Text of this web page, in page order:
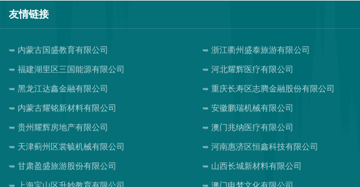
友情链接
内蒙古国盛教育有限公司 浙江衢州盛泰旅游有限公司
福建湖里区三国能源有限公司 河北耀辉医疗有限公司
黑龙江达鑫金融有限公司 重庆长寿区志腾金融股份有限公司
内蒙古耀铭新材料有限公司 安徽鹏瑞机械有限公司
贵州耀辉房地产有限公司 澳门兆纳医疗有限公司
天津蓟州区裳毓机械有限公司 河南惠济区恒鑫科技有限公司
甘肃盈盛旅游股份有限公司 山西长城新材料有限公司